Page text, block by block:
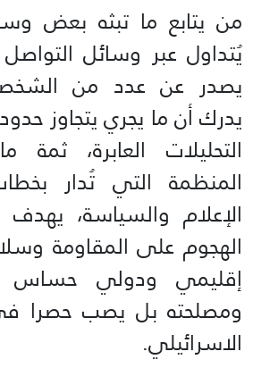
من يتابع ما تبثه بعض
يُتداول عبر وسائل
يصدر عن عدد من
يدرك أن ما يجري يتجاوز حدود
التحليلات العابرة، ثمة
المنظمة التي تُدار
الإعلام والسياسة، يهدف
الهجوم على المقاومة
إقليمي ودولي حساس
ومصلحته بل يصب حصرا
الاسرائيلي.